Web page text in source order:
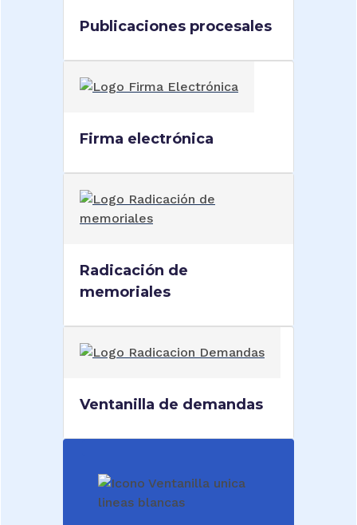
Publicaciones procesales
Firma electrónica
Radicación de
memoriales
Ventanilla de demandas